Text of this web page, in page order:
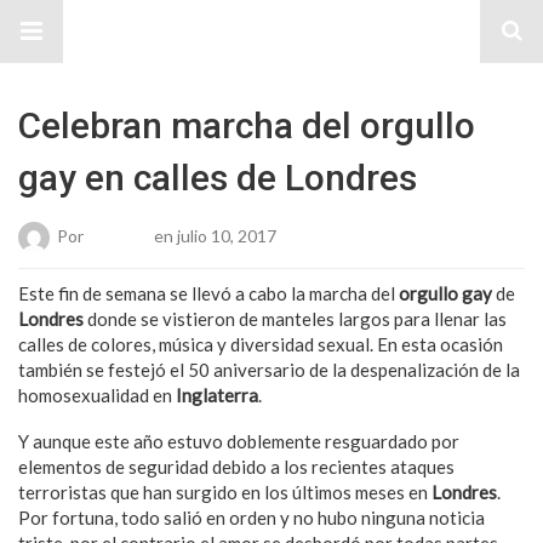
Celebran marcha del orgullo
gay en calles de Londres
Por en julio 10, 2017
Este fin de semana se llevó a cabo la marcha del orgullo gayde
Londresdonde se vistieron de manteles largos para llenar las
calles de colores, música y diversidad sexual. En esta ocasión
también se festejó el 50 aniversario de la despenalización de la
homosexualidad en Inglaterra.
Y aunque este año estuvo doblemente resguardado por
elementos de seguridad debido a los recientes ataques
terroristas que han surgido en los últimos meses en Londres.
Por fortuna, todo salió en orden y no hubo ninguna noticia